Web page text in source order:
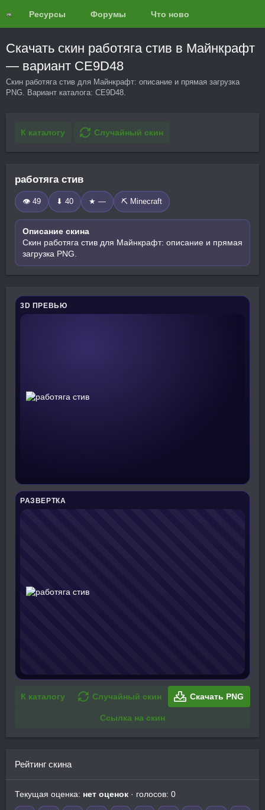
Ресурсы Форумы Что нового?
Скачать скин работяга стив в Майнкрафт
— вариант CE9D48
Скин работяга стив для Майнкрафт: описание и прямая загрузка
PNG. Вариант каталога: CE9D48.
К каталогу Случайный скин
работяга стив
👁 49 ⬇ 40 ★ — ⛏️ Minecraft
Описание скина
Скин работяга стив для Майнкрафт: описание и прямая
загрузка PNG.
3D ПРЕВЬЮ
РАЗВЕРТКА
К каталогу Случайный скин Скачать PNG
Ссылка на скин
Рейтинг скина
Текущая оценка: нет оценок · голосов: 0